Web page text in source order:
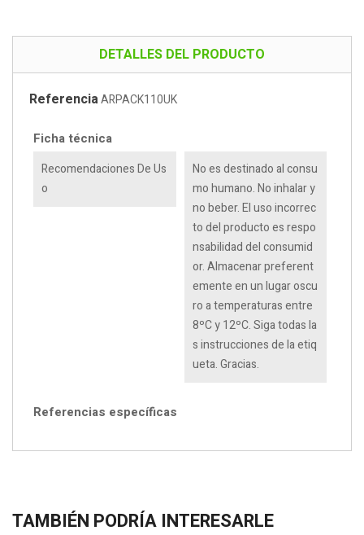
DETALLES DEL PRODUCTO
ReferenciaARPACK110UK
Ficha técnica
Recomendaciones De Us
O
No es destinado al consu
mo humano. No inhalar y
no beber. El uso incorrec
to del producto es respo
nsabilidad del consumid
or. Almacenar preferent
emente en un lugar oscu
ro a temperaturas entre
8ºC y 12ºC. Siga todas la
s instrucciones de la etiq
ueta. Gracias.
Referencias específicas
TAMBIÉN PODRÍA INTERESARLE